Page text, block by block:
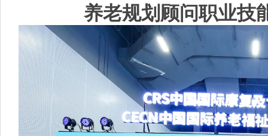
养老规划顾问职业技